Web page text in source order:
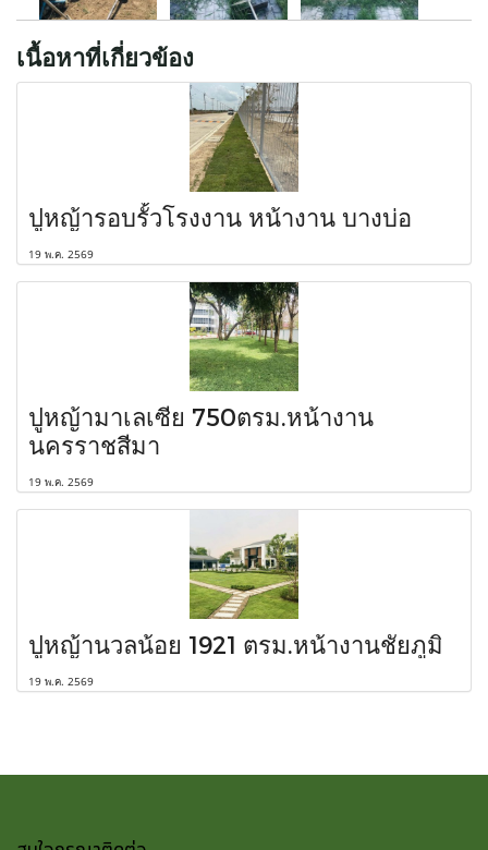
เนื้อหาที่เกี่ยวข้อง
ปูหญ้ารอบรั้วโรงงาน หน้างาน บางบ่อ
19 พ.ค. 2569
ปูหญ้ามาเลเซีย 750ตรม.หน้างาน
นครราชสีมา
19 พ.ค. 2569
ปูหญ้านวลน้อย 1921 ตรม.หน้างานชัยภูมิ
19 พ.ค. 2569